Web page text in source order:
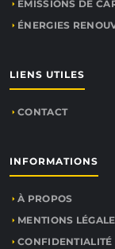
ÉMISSIONS DE
ÉNERGIES
LIENS UTILES
CONTACT
INFORMATIONS
À PROPOS
MENTIONS
CONFIDENTIALITÉ